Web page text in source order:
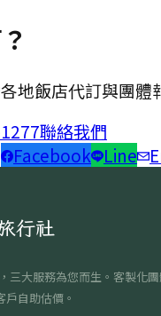
地飯店代訂與團體
聯絡我們
Facebook Line
行社
三大服務為您而生。客製化
自助估價。